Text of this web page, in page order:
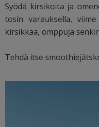
Syödä kirsikoita ja
tosin varauksella,
kirsikkaa, omppuja
Tehdä itse